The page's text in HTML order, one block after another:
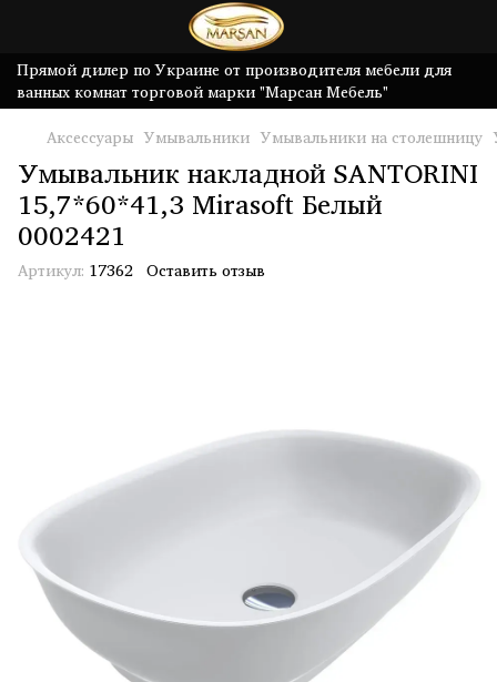
Прямой дилер по Украине от производителя мебели для
ванных комнат торговой марки "Марсан Мебель"
Аксессуары Умывальники Умывальники на столешницу
Умывальник накладной SANTORINI
15,7*60*41,3 Mirasoft Белый
0002421
Артикул: 17362 Оставить отзыв